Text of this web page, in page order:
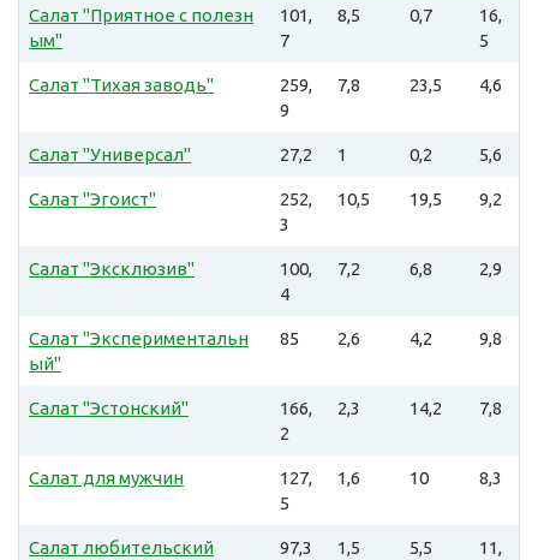
Салат "Приятное с полезн
ым"
101,
7
8,5 0,7
16,
5
Салат "Тихая заводь"
259,
9
7,8 23,5 4,6
Салат "Универсал" 27,2 1 0,2 5,6
Салат "Эгоист"
252,
3
10,5 19,5 9,2
Салат "Эксклюзив"
100,
4
7,2 6,8 2,9
Салат "Экспериментальн
ый"
85 2,6 4,2 9,8
Салат "Эстонский"
166,
2
2,3 14,2 7,8
Салат для мужчин
127,
5
1,6 10 8,3
Салат любительский 97,3 1,5 5,5
11,